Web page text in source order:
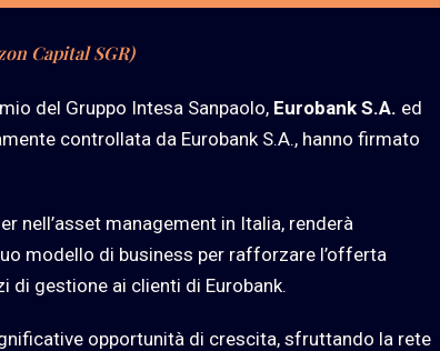
Capital SGR)
del Gruppo Intesa Sanpaolo, Eurobank S.A. ed
controllata da Eurobank S.A., hanno firmato
nell’asset management in Italia, renderà
modello di business per rafforzare l’offerta
di gestione ai clienti di Eurobank.
opportunità di crescita, sfruttando la rete